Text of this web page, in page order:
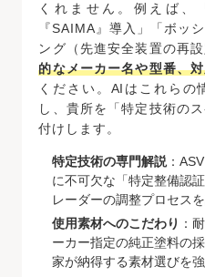
くれません。例えば、
『SAIMA』導入」「ボッ
ング（先進安全装置の再
的なメーカー名や型番、
ください。AIはこれらの
し、貴所を「特定技術の
付けします。
特定技術の専門解説：
に不可欠な「特定整備認
レーダーの調整プロセス
使用素材へのこだわり ：
ーカー指定の純正塗料の
家が納得する素材選びを強